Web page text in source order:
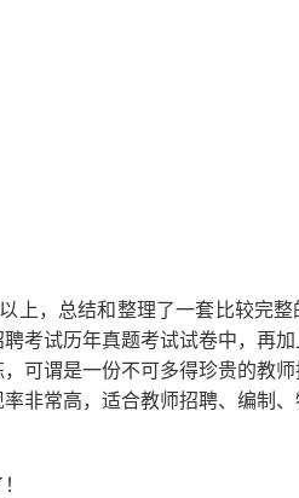
上，总结和整理了一套比较完整
聘考试历年真题考试试卷中， 再加
可谓是一份不可多得珍贵的教师
率非常高，适合教师招聘、编制